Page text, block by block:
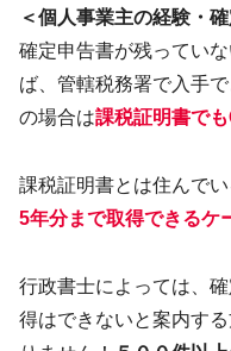
＜個人事業主の経験・
確定申告書が残ってい
ば、管轄税務署で入手
の場合は課税証明書で
課税証明書とは住んで
5年分まで取得できるケ
行政書士によっては、
得はできないと案内す